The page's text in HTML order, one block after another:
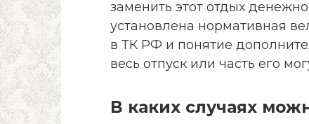
заменить этот отдых
установлена нормативная
в ТК РФ и понятие
весь отпуск или часть его
В каких случаях